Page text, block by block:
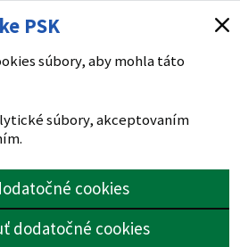
PSK
súbory, aby mohla táto
súbory, akceptovaním
cookies
dodatočné cookies